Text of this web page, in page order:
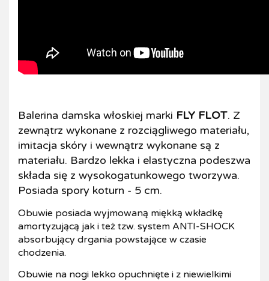
Balerina damska włoskiej marki FLY FLOT. Z
zewnątrz wykonane z rozciągliwego materiału,
imitacja skóry i wewnątrz wykonane są z
materiału. Bardzo lekka i elastyczna podeszwa
składa się z wysokogatunkowego tworzywa.
Posiada spory koturn - 5 cm.
Obuwie posiada wyjmowaną miękką wkładkę
amortyzującą jak i też tzw. system ANTI-SHOCK
absorbujący drgania powstające w czasie
chodzenia.
Obuwie na nogi lekko opuchnięte i z niewielkimi